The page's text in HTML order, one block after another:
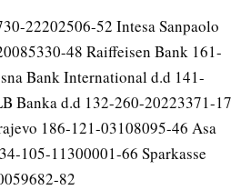
22202506-52 Intesa Sanpaolo
48 Raiffeisen Bank 161-
Bank International d.d 141-
Banka d.d 132-260-20223371-17
186-121-03108095-46 Asa
105-11300001-66 Sparkasse
82